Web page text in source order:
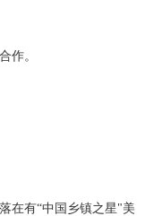
作。
在有“中国乡镇之星"美